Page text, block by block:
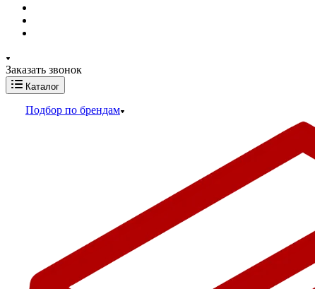
Заказать звонок
Каталог
Подбор по брендам